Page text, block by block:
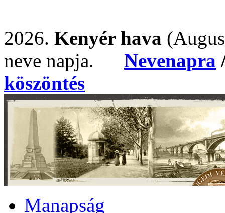
2026. Kenyér hava
neve napja. Nevenapra
köszöntés
Manapság